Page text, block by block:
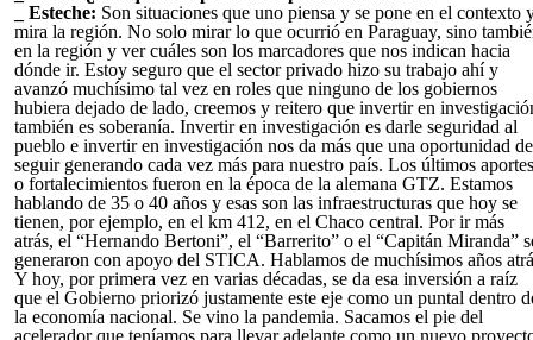
_ Esteche: Son situaciones que uno piensa y se pone en el contexto
mira la región. No solo mirar lo que ocurrió en Paraguay, sino
en la región y ver cuáles son los marcadores que nos indican hacia
dónde ir. Estoy seguro que el sector privado hizo su trabajo ahí y
avanzó muchísimo tal vez en roles que ninguno de los gobiernos
hubiera dejado de lado, creemos y reitero que invertir en
también es soberanía. Invertir en investigación es darle seguridad al
pueblo e invertir en investigación nos da más que una oportunidad de
seguir generando cada vez más para nuestro país. Los últimos aportes
o fortalecimientos fueron en la época de la alemana GTZ. Estamos
hablando de 35 o 40 años y esas son las infraestructuras que hoy se
tienen, por ejemplo, en el km 412, en el Chaco central. Por ir más
atrás, el “Hernando Bertoni”, el “Barrerito” o el “Capitán Miranda”
generaron con apoyo del STICA. Hablamos de muchísimos años
Y hoy, por primera vez en varias décadas, se da esa inversión a raíz
que el Gobierno priorizó justamente este eje como un puntal dentro
la economía nacional. Se vino la pandemia. Sacamos el pie del
acelerador que teníamos para llevar adelante como un nuevo